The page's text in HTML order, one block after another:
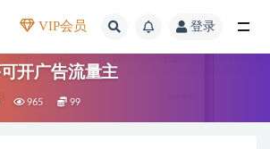
VIP会员 登录
开广告流量主
965 99